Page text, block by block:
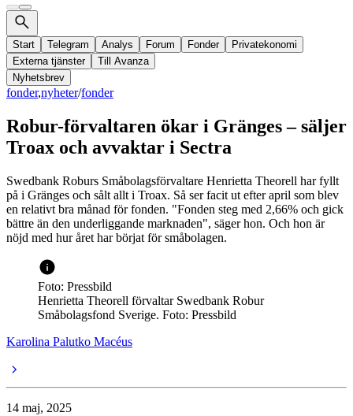
Start Telegram Analys Forum Fonder
Privatekonomi
Externa tjänster
Till Avanza
Nyhetsbrev
fonder,nyheter/fonder
Robur-förvaltaren ökar i Gränges – säljer
Troax och avvaktar i Sectra
Swedbank Roburs Småbolagsförvaltare Henrietta Theorell har fyllt
på i Gränges och sålt allt i Troax. Så ser facit ut efter april som blev
en relativt bra månad för fonden. "Fonden steg med 2,66% och gick
bättre än den underliggande marknaden", säger hon. Och hon är
nöjd med hur året har börjat för småbolagen.
Foto: Pressbild
Henrietta Theorell förvaltar Swedbank Robur
Småbolagsfond Sverige. Foto: Pressbild
Karolina Palutko Macéus
14 maj, 2025